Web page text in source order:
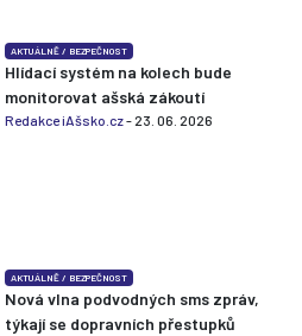
AKTUÁLNĚ / BEZPEČNOST
Hlídací systém na kolech bude
monitorovat ašská zákoutí
Redakce iAšsko.cz- 23. 06. 2026
AKTUÁLNĚ / BEZPEČNOST
Nová vlna podvodných sms zpráv,
týkají se dopravních přestupků